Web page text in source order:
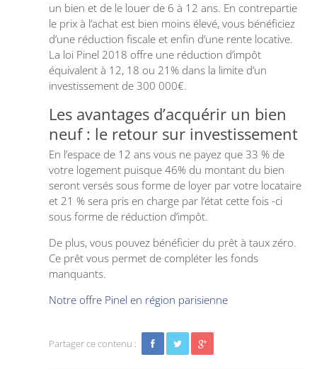
un bien et de le louer de 6 à 12 ans. En contrepartie
le prix à l’achat est bien moins élevé, vous bénéficiez
d’une réduction fiscale et enfin d’une rente locative.
La loi Pinel 2018 offre une réduction d’impôt
équivalent à 12, 18 ou 21% dans la limite d’un
investissement de 300 000€.
Les avantages d’acquérir un bien
neuf : le retour sur investissement
En l’espace de 12 ans vous ne payez que 33 % de
votre logement puisque 46% du montant du bien
seront versés sous forme de loyer par votre locataire
et 21 % sera pris en charge par l’état cette fois -ci
sous forme de réduction d’impôt.
De plus, vous pouvez bénéficier du prêt à taux zéro.
Ce prêt vous permet de compléter les fonds
manquants.
Notre offre Pinel en région parisienne
Partager ce contenu :